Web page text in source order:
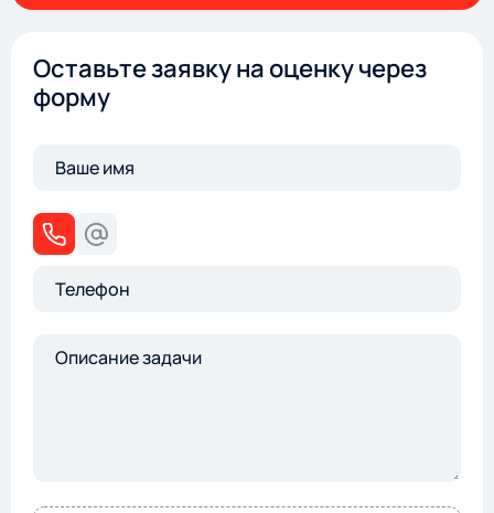
Оставьте заявку на оценку через
форму